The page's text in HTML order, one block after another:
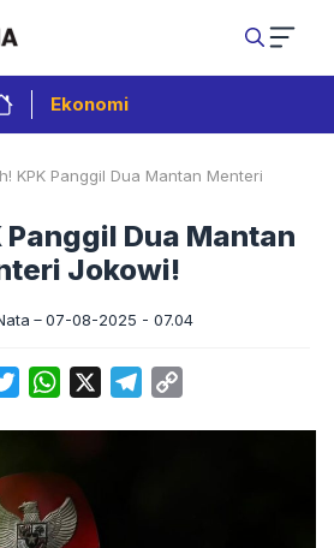
Ekonomi
KPK Panggil Dua Mantan Menteri
Panggil Dua Mantan
Jokowi!
07-08-2025 - 07.04
TwitterWhatsApp Telegram